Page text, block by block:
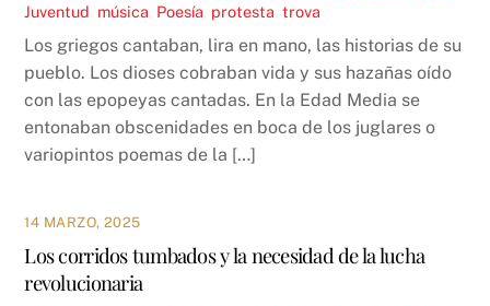
Juventud música Poesía protesta ,trova
Los griegos cantaban, lira en mano, las historias de su
pueblo. Los dioses cobraban vida y sus hazañas oído
con las epopeyas cantadas. En la Edad Media se
entonaban obscenidades en boca de los juglares o
variopintos poemas de la […]
14 MARZO, 2025
Los corridos tumbados y la necesidad de la lucha
revolucionaria